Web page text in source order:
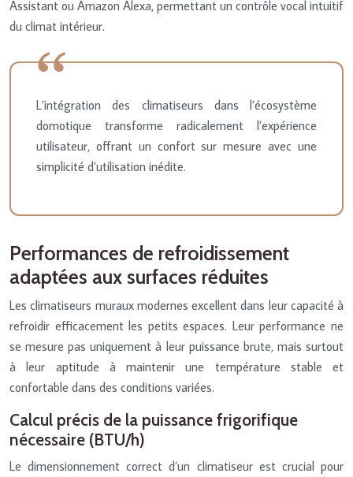
Assistant ou Amazon Alexa, permettant un contrôle vocal intuitif
du climat intérieur.
L’intégration des climatiseurs dans l’écosystème
domotique transforme radicalement l’expérience
utilisateur, offrant un confort sur mesure avec une
simplicité d’utilisation inédite.
Performances de refroidissement
adaptées aux surfaces réduites
Les climatiseurs muraux modernes excellent dans leur capacité à
refroidir efficacement les petits espaces. Leur performance ne
se mesure pas uniquement à leur puissance brute, mais surtout
à leur aptitude à maintenir une température stable et
confortable dans des conditions variées.
Calcul précis de la puissance frigorifique
nécessaire (BTU/h)
Le dimensionnement correct d’un climatiseur est crucial pour